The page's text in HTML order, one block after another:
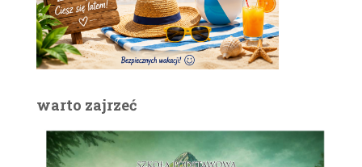
warto zajrzeć